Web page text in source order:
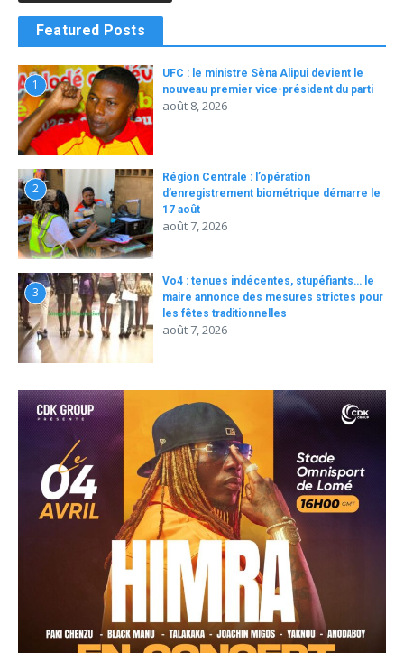
Featured Posts
1
UFC : le ministre Sèna Alipui devient le
nouveau premier vice-président du parti
août 8, 2026
2
Région Centrale : l’opération
d’enregistrement biométrique démarre le
17 août
août 7, 2026
3
Vo4 : tenues indécentes, stupéfiants… le
maire annonce des mesures strictes pour
les fêtes traditionnelles
août 7, 2026